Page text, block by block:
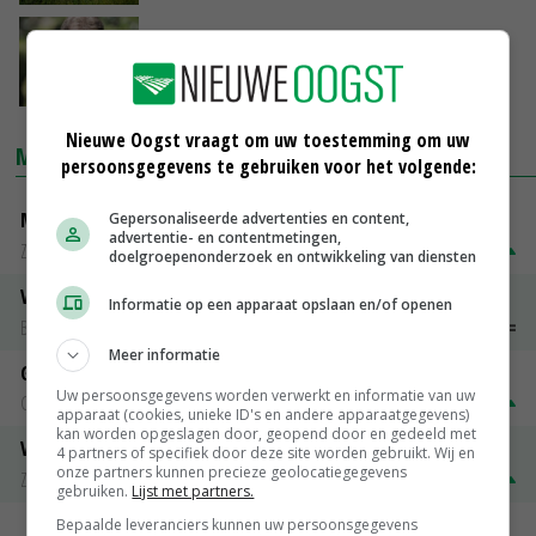
CDA-gedeputeerde: 'Kringlooplandbouw
moet concreter'
24-08-2020
MARKTPRIJZEN
Magere melkpoeder
Zuivel NL
€ 269,00 € 7,00
Vleeskuikens 2001-2600 gr
Barneveld
Gerst
Groningen
€ 197,00 € 2,00
Volle melkpoeder
Zuivel NL
€ 345,00
Nieuwe Oogst vraagt om uw toestemming om uw
persoonsgegevens te gebruiken voor het volgende:
Gepersonaliseerde advertenties en content,
advertentie- en contentmetingen,
doelgroepenonderzoek en ontwikkeling van diensten
Informatie op een apparaat opslaan en/of openen
Meer informatie
Uw persoonsgegevens worden verwerkt en informatie van uw
apparaat (cookies, unieke ID's en andere apparaatgegevens)
kan worden opgeslagen door, geopend door en gedeeld met
4 partners of specifiek door deze site worden gebruikt. Wij en
onze partners kunnen precieze geolocatiegegevens
gebruiken. Lijst met partners.
Bepaalde leveranciers kunnen uw persoonsgegevens